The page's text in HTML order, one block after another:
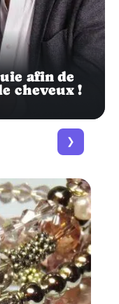
afin de
cheveux !